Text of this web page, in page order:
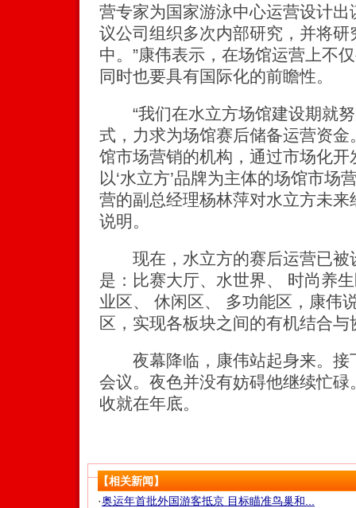
营专家为国家游泳中心运营设计
议公司组织多次内部研究，并将
中。”康伟表示，在场馆运营上不
同时也要具有国际化的前瞻性。
“我们在水立方场馆建设期就努
式，力求为场馆赛后储备运营资
馆市场营销的机构，通过市场化
以‘水立方’品牌为主体的场馆市场
营的副总经理杨林萍对水立方未
说明。
现在，水立方的赛后运营已被
是：比赛大厅、水世界、 时尚养
业区、 休闲区、 多功能区，康伟
区，实现各板块之间的有机结合与
夜幕降临，康伟站起身来。接
会议。夜色并没有妨碍他继续忙
收就在年底。
【相关新闻】
·奥运年首批外国游客抵京 目标瞄准鸟巢和...